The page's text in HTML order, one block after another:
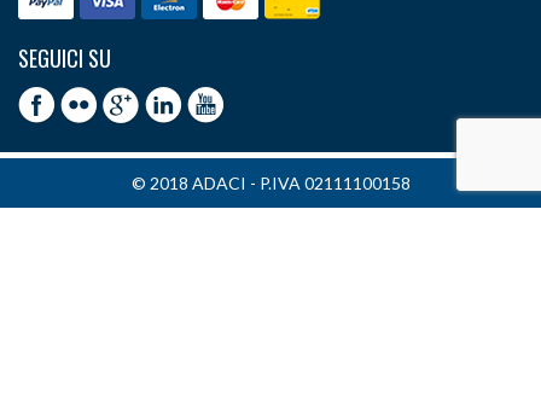
SEGUICI SU
© 2018 ADACI - P.IVA 02111100158